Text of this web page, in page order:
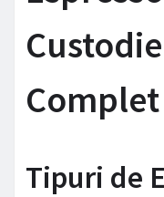
Complet
Tipuri de